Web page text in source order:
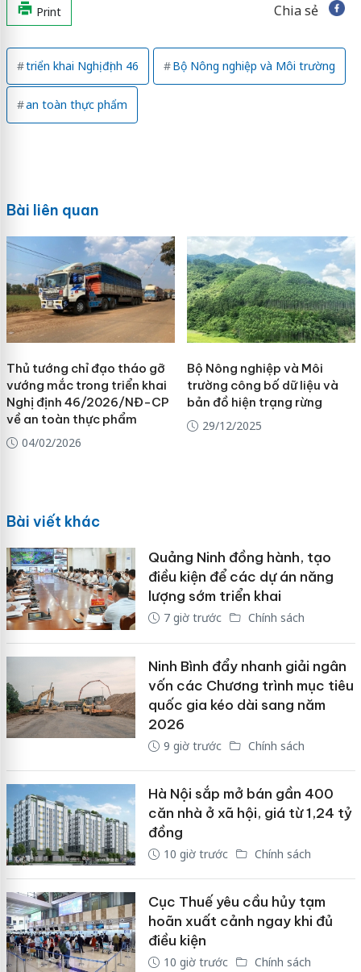
Print Chia sẻ
triển khai Nghị định 46 Bộ Nông nghiệp và Môi trường
an toàn thực phẩm
Bài liên quan
Thủ tướng chỉ đạo tháo gỡ
vướng mắc trong triển khai
Nghị định 46/2026/NĐ-CP
về an toàn thực phẩm
04/02/2026
Bộ Nông nghiệp và Môi
trường công bố dữ liệu và
bản đồ hiện trạng rừng
29/12/2025
Bài viết khác
Quảng Ninh đồng hành, tạo
điều kiện để các dự án năng
lượng sớm triển khai
7 giờ trước Chính sách
Ninh Bình đẩy nhanh giải ngân
vốn các Chương trình mục tiêu
quốc gia kéo dài sang năm
2026
9 giờ trước Chính sách
Hà Nội sắp mở bán gần 400
căn nhà ở xã hội, giá từ 1,24 tỷ
đồng
10 giờ trước Chính sách
Cục Thuế yêu cầu hủy tạm
hoãn xuất cảnh ngay khi đủ
điều kiện
10 giờ trước Chính sách